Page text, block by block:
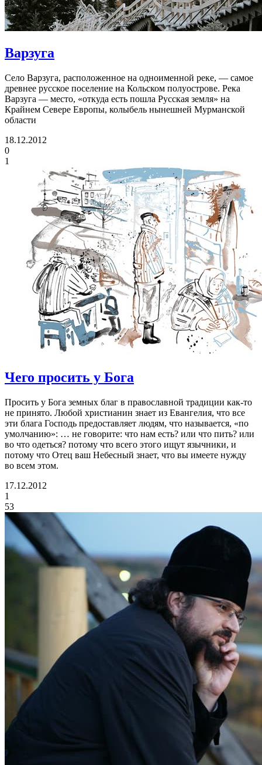
Варзуга
Село Варзуга, расположенное на одноименной реке, — самое
древнее русское поселение на Кольском полуострове. Река
Варзуга — место, «откуда есть пошла Русская земля» на
Крайнем Севере Европы, колыбель нынешней Мурманской
области
18.12.2012
0
1
Чего просить у Бога
Просить у Бога земных благ в православной традиции как-то
не принято. Любой христианин знает из Евангелия, что все
эти блага Господь предоставляет людям, что называется, «по
умолчанию»: … не говорите: что нам есть? или что пить? или
во что одеться? потому что всего этого ищут язычники, и
потому что Отец ваш Небесный знает, что вы имеете нужду
во всем этом.
17.12.2012
1
53